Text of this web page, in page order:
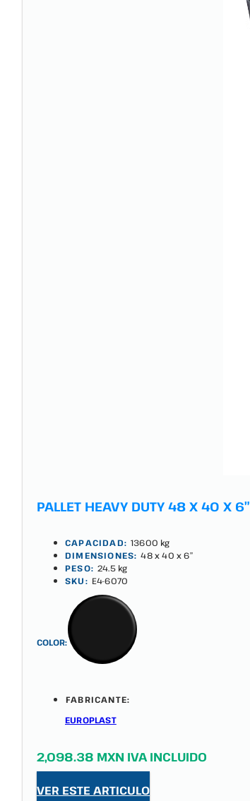
PALLET HEAVY DUTY 48 X 40 X 6″
CAPACIDAD: 13600 kg
DIMENSIONES: 48 x 40 x 6″
PESO: 24.5 kg
SKU: E4-6070
COLOR:
FABRICANTE:
EUROPLAST
2,098.38 MXN IVA INCLUIDO
VER ESTE ARTICULO